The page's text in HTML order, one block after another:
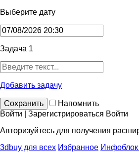
Выберите дату
Задача 1
Добавить задачу
Сохранить
Напомнить
Войти | Зарегистрироваться Войти
Авторизуйтесь для получения
3dbuy для всех Избранное Инфоблок